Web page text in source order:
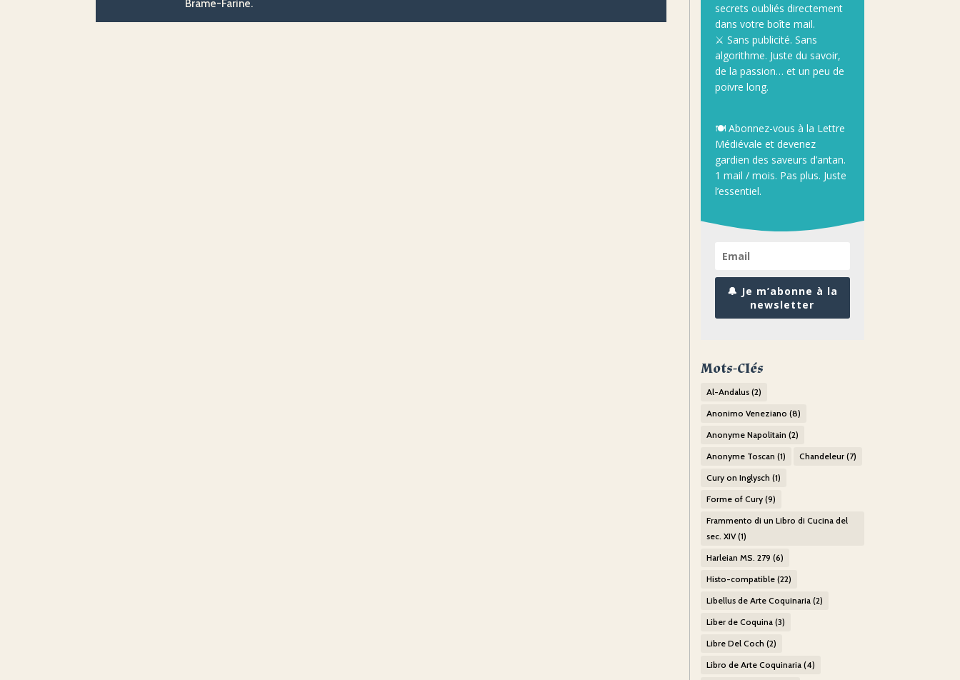
Brame-Farine.
secrets oubliés directement
dans votre boîte mail.
⚔️ Sans publicité. Sans
algorithme. Juste du savoir,
de la passion… et un peu de
poivre long.
🍽️ Abonnez-vous à la Lettre
Médiévale et devenez
gardien des saveurs d’antan.
1 mail / mois. Pas plus. Juste
l’essentiel.
🔔 Je m’abonne à la
newsletter
Mots-Clés
Al-Andalus(2)
Anonimo Veneziano (8)
Anonyme Napolitain (2)
Anonyme Toscan (1) Chandeleur(7)
Cury on Inglysch (1)
Forme of Cury(9)
Frammento di un Libro di Cucina del
sec. XIV(1)
Harleian MS. 279 (6)
Histo-compatible(22)
Libellus de Arte Coquinaria(2)
Liber de Coquina(3)
Libre Del Coch (2)
Libro de Arte Coquinaria(4)